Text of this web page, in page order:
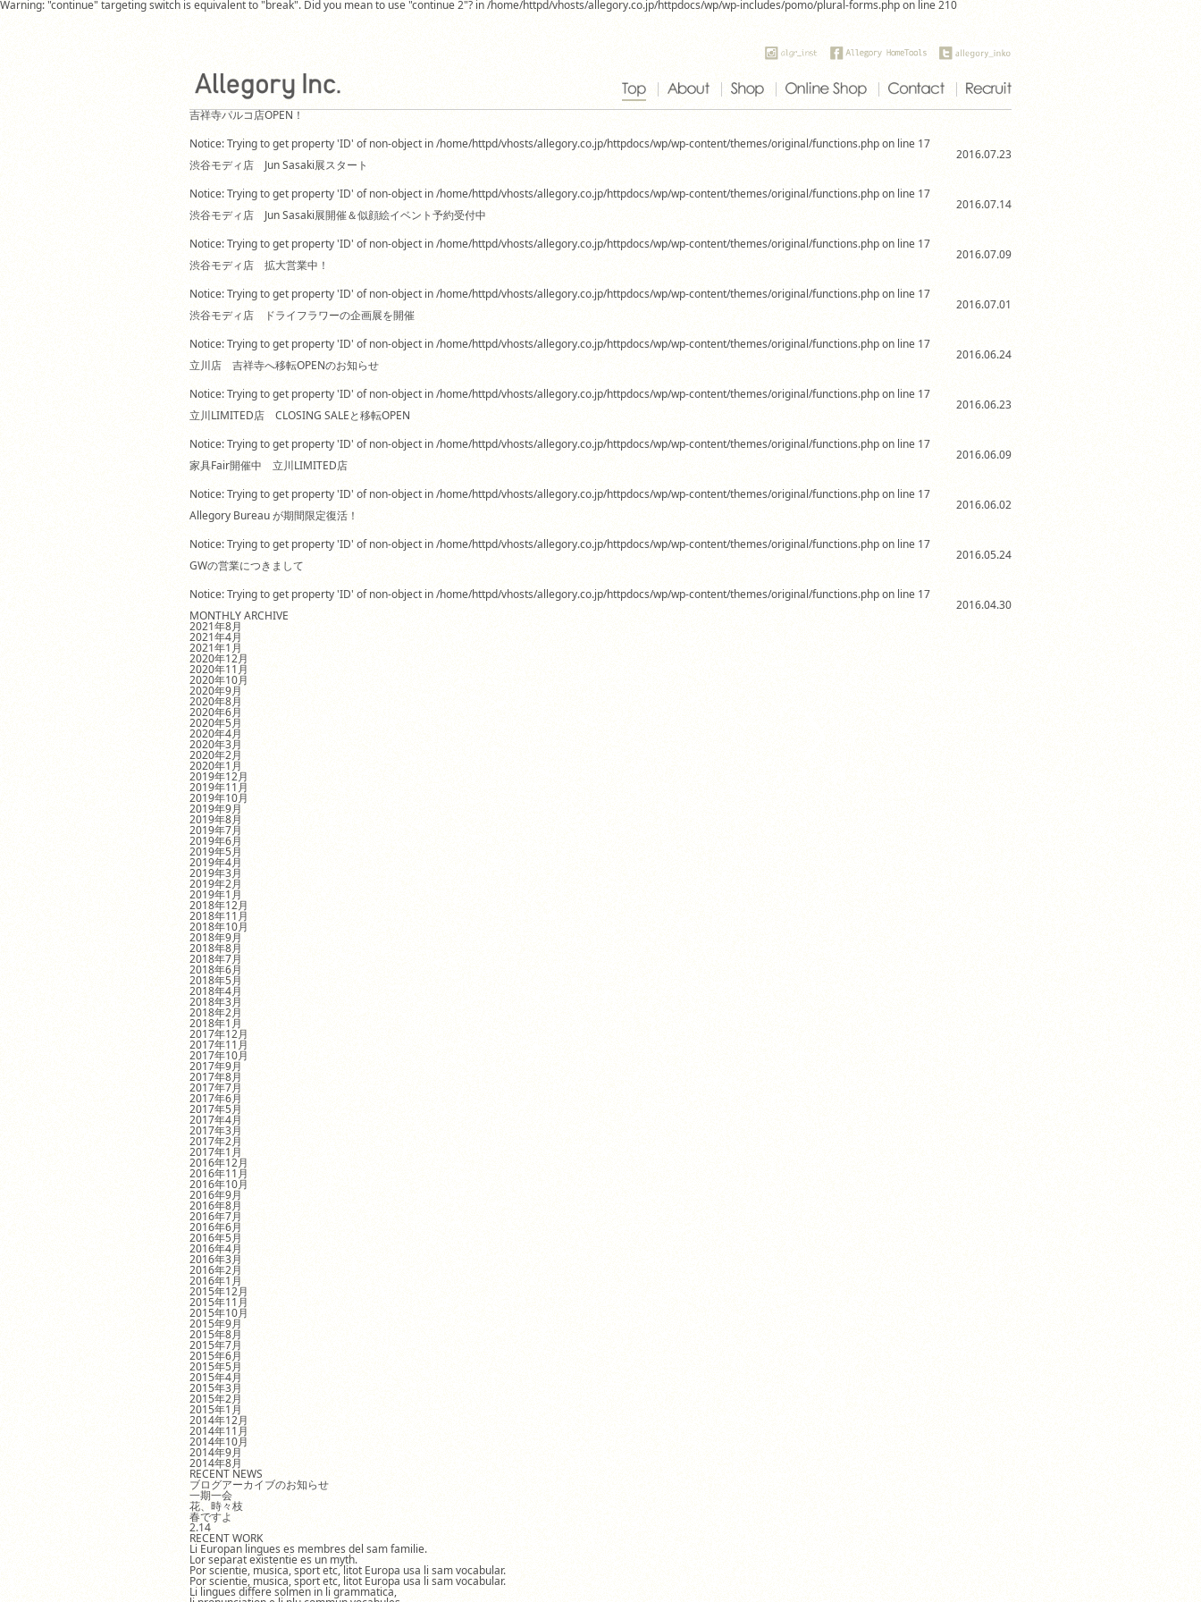
Warning: "continue" targeting switch is equivalent to "break". Did you mean to use "continue 2"? in /home/httpd/vhosts/allegory.co.jp/httpdocs/wp/wp-includes/pomo/plural-forms.php on line 210
吉祥寺パルコ店OPEN！
Notice: Trying to get property 'ID' of non-object in /home/httpd/vhosts/allegory.co.jp/httpdocs/wp/wp-content/themes/original/functions.php on line 17
2016.07.23
渋谷モディ店 Jun Sasaki展スタート
Notice: Trying to get property 'ID' of non-object in /home/httpd/vhosts/allegory.co.jp/httpdocs/wp/wp-content/themes/original/functions.php on line 17
2016.07.14
渋谷モディ店 Jun Sasaki展開催＆似顔絵イベント予約受付中
Notice: Trying to get property 'ID' of non-object in /home/httpd/vhosts/allegory.co.jp/httpdocs/wp/wp-content/themes/original/functions.php on line 17
2016.07.09
渋谷モディ店 拡大営業中！
Notice: Trying to get property 'ID' of non-object in /home/httpd/vhosts/allegory.co.jp/httpdocs/wp/wp-content/themes/original/functions.php on line 17
2016.07.01
渋谷モディ店 ドライフラワーの企画展を開催
Notice: Trying to get property 'ID' of non-object in /home/httpd/vhosts/allegory.co.jp/httpdocs/wp/wp-content/themes/original/functions.php on line 17
2016.06.24
立川店 吉祥寺へ移転OPENのお知らせ
Notice: Trying to get property 'ID' of non-object in /home/httpd/vhosts/allegory.co.jp/httpdocs/wp/wp-content/themes/original/functions.php on line 17
2016.06.23
立川LIMITED店 CLOSING SALEと移転OPEN
Notice: Trying to get property 'ID' of non-object in /home/httpd/vhosts/allegory.co.jp/httpdocs/wp/wp-content/themes/original/functions.php on line 17
2016.06.09
家具Fair開催中 立川LIMITED店
Notice: Trying to get property 'ID' of non-object in /home/httpd/vhosts/allegory.co.jp/httpdocs/wp/wp-content/themes/original/functions.php on line 17
2016.06.02
Allegory Bureau が期間限定復活！
Notice: Trying to get property 'ID' of non-object in /home/httpd/vhosts/allegory.co.jp/httpdocs/wp/wp-content/themes/original/functions.php on line 17
2016.05.24
GWの営業につきまして
Notice: Trying to get property 'ID' of non-object in /home/httpd/vhosts/allegory.co.jp/httpdocs/wp/wp-content/themes/original/functions.php on line 17
2016.04.30
MONTHLY ARCHIVE
2021年8月
2021年4月
2021年1月
2020年12月
2020年11月
2020年10月
2020年9月
2020年8月
2020年6月
2020年5月
2020年4月
2020年3月
2020年2月
2020年1月
2019年12月
2019年11月
2019年10月
2019年9月
2019年8月
2019年7月
2019年6月
2019年5月
2019年4月
2019年3月
2019年2月
2019年1月
2018年12月
2018年11月
2018年10月
2018年9月
2018年8月
2018年7月
2018年6月
2018年5月
2018年4月
2018年3月
2018年2月
2018年1月
2017年12月
2017年11月
2017年10月
2017年9月
2017年8月
2017年7月
2017年6月
2017年5月
2017年4月
2017年3月
2017年2月
2017年1月
2016年12月
2016年11月
2016年10月
2016年9月
2016年8月
2016年7月
2016年6月
2016年5月
2016年4月
2016年3月
2016年2月
2016年1月
2015年12月
2015年11月
2015年10月
2015年9月
2015年8月
2015年7月
2015年6月
2015年5月
2015年4月
2015年3月
2015年2月
2015年1月
2014年12月
2014年11月
2014年10月
2014年9月
2014年8月
RECENT NEWS
ブログアーカイブのお知らせ
一期一会
花、時々枝
春ですよ
2.14
RECENT WORK
Li Europan lingues es membres del sam familie.
Lor separat existentie es un myth.
Por scientie, musica, sport etc, litot Europa usa li sam vocabular.
Por scientie, musica, sport etc, litot Europa usa li sam vocabular.
Li lingues differe solmen in li grammatica,